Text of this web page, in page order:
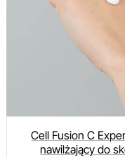
Cell Fusion C
nawilżający do